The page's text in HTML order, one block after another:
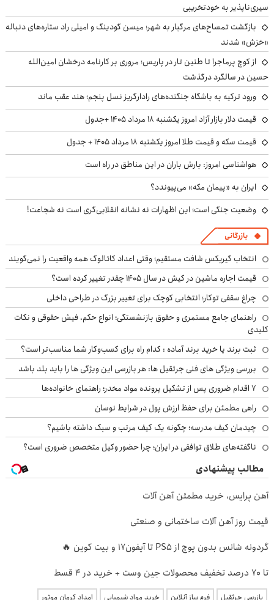
سیری‌ناپذیر به خودتخریبی
بازگشت تمساح‌های مرگبار به شهر؛ میسن گودینگ و امیلی راد ستاره‌های دنباله
«خزش» شدند
از کوچ‌ پرماجرا تا طنین تار در پاریس؛ مروری بر کارنامه درخشان امین‌الله
حسین در سالگرد درگذشت
ورود ترکیه به باشگاه جنگنده‌های رادارگریز نسل پنجم؛ هند عقب ماند
قیمت دلار بازار آزاد امروز یکشنبه ۱۸ مرداد ۱۴۰۵ +جدول
قیمت سکه و قیمت طلا امروز یکشنبه ۱۸ مرداد ۱۴۰۵ + جدول
هواشناسی امروز: بارش باران در این مناطق در راه است
ایران به «پیمان مکه» می‌پیوندد؟
وضعیت جنگی است؛ این اظهارات نه نشانه انقلابی‌گری است نه شجاعت!
بازرگانی
انتخاب گیربکس شافت مستقیم؛ وقتی اعداد کاتالوگ همه واقعیت را نمی‌گویند
قیمت اجاره ماشین در کیش در سال ۱۴۰۵ چقدر تغییر کرده است؟
چراغ سقفی توکار؛ انتخابی کوچک برای تغییر بزرگ در طراحی داخلی
راهنمای جامع مستمری و حقوق بازنشستگی؛ انواع حکم، فیش حقوقی و نکات
کلیدی
ثبت برند یا خرید برند آماده : کدام راه برای کسب‌وکار شما مناسب‌تر است؟
بررسی ویژگی های فنی جرثقیل ها: هر بازرسی این ویژگی ها را باید بلد باشد
۷ اقدام ضروری پس از تشکیل پرونده مواد مخدر؛ راهنمای خانواده‌ها
راهی مطمئن برای حفظ ارزش پول در شرایط نوسان
چیدمان کیف مدرسه؛ چگونه یک کیف مرتب و سبک داشته باشیم؟
ناگفته‌های طلاق توافقی در ایران؛ چرا حضور وکیل متخصص ضروری است؟
مطالب پیشنهادی
آهن پرایس، خرید مطمئن آهن آلات
قیمت روز آهن آلات ساختمانی و صنعتی
گردونه شانس بدون پوچ از PS5 تا آیفون17 و بیت کوین 🔥
تا 70 درصد تخفیف محصولات جین وست + خرید در 4 قسط
بازرسی جرثقیل فرم ساز آنلاین خرید مواد شیمیایی امداد کرمان موتور